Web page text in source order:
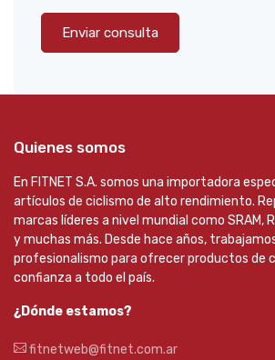
Enviar consulta
Quienes somos
En FITNET S.A. somos una importadora
artículos de ciclismo de alto rendimiento.
marcas líderes a nivel mundial como SRAM,
y muchas más. Desde hace años,
profesionalismo para ofrecer productos de
confianza a todo el país.
¿Dónde estamos?
fitnetweb@fitnet.com.ar